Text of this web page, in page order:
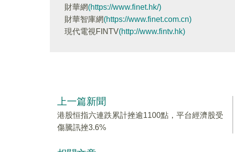
財華網(https://www.finet.hk/)
財華智庫網(https://www.finet.com.cn)
現代電視FINTV(http://www.fintv.hk)
上一篇新聞
港股恒指六連跌累計挫逾1100點，平台經濟股受
傷騰訊挫3.6%